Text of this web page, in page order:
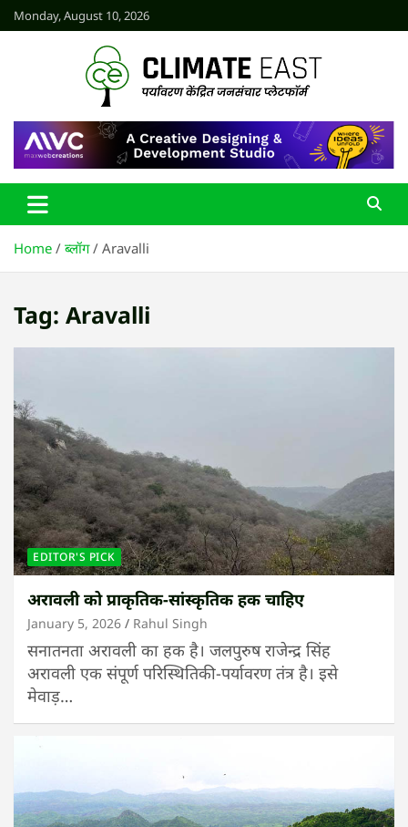
Skip
to
Monday, August 10, 2026
CLIMATE EAST
Home ब्लॉग Aravalli
Tag: Aravalli
EDITOR'S PICK
अरावली को प्राकृतिक-सांस्कृतिक हक चाहिए
January 5, 2026 Rahul Singh
सनातनता अरावली का हक है। जलपुरुष राजेन्द्र सिंह
अरावली एक संपूर्ण परिस्थितिकी-पर्यावरण तंत्र है। इसे
मेवाड़…